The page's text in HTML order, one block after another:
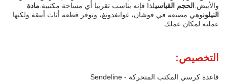
والأبيض. الحجم القياسيلذا فإنه يناسب تقريبا أي مساحة مكتبية. مادة
النيلونوهي مصنعة في فوشان، غوانغدونغ، وتوفر قطعة أثاث أنيقة ولكنها
عملية لمكان عملك.
التخصيص:
قاعدة كرسي المكتب المتحركة - Sendeline